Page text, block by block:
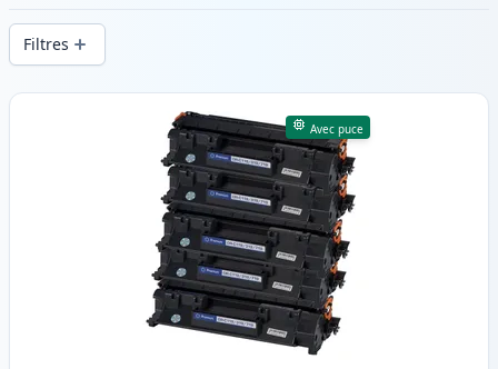
d’une qualité d’impression constante et
d’une livraison rapide depuis un stock
Filtres
Produits
Avec puce